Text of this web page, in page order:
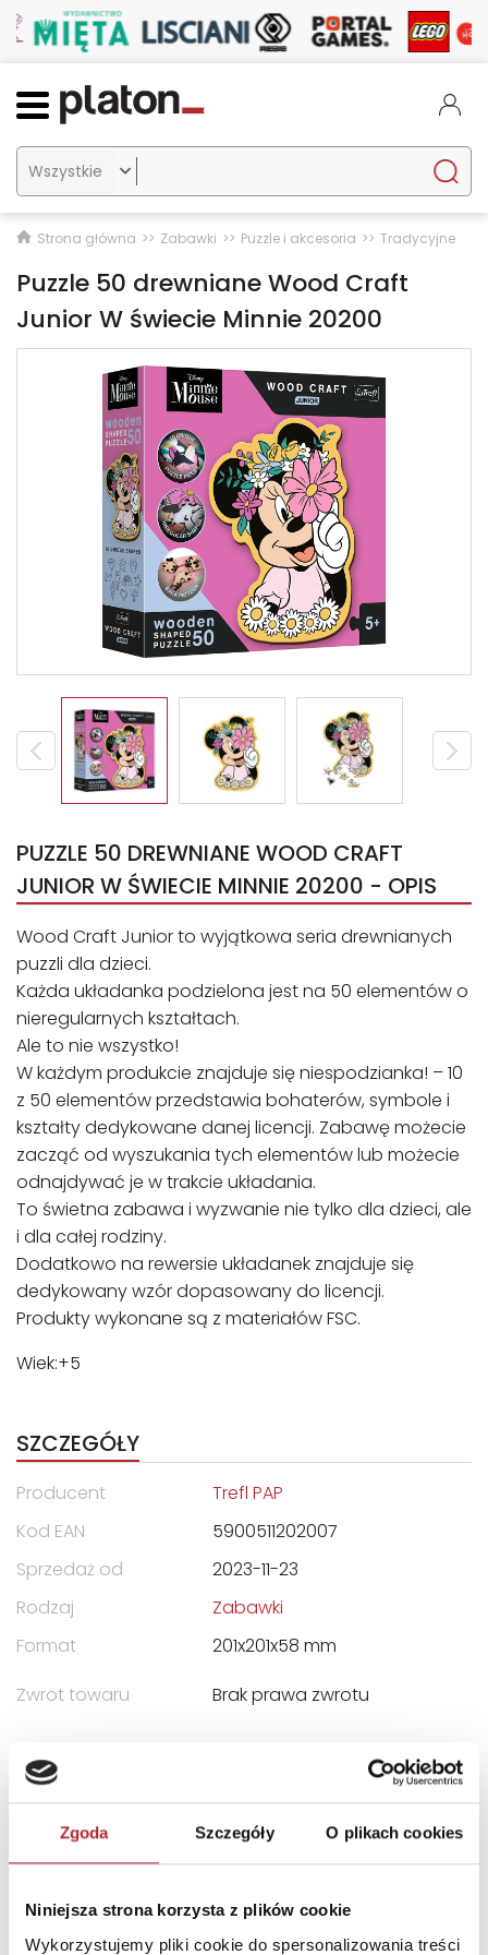
Zgoda Szczegóły O plikach cookies
Niniejsza strona korzysta z plików cookie
Wykorzystujemy pliki cookie do spersonalizowania treści

Strona główna Zabawki Puzzle i akcesoria Tradycyjne
Puzzle 50 drewniane Wood Craft
Junior W świecie Minnie 20200
PUZZLE 50 DREWNIANE WOOD CRAFT
JUNIOR W ŚWIECIE MINNIE 20200 - OPIS
Wood Craft Junior to wyjątkowa seria drewnianych
puzzli dla dzieci.
Każda układanka podzielona jest na 50 elementów o
nieregularnych kształtach.
Ale to nie wszystko!
W każdym produkcie znajduje się niespodzianka! – 10
z 50 elementów przedstawia bohaterów, symbole i
kształty dedykowane danej licencji. Zabawę możecie
zacząć od wyszukania tych elementów lub możecie
odnajdywać je w trakcie układania.
To świetna zabawa i wyzwanie nie tylko dla dzieci, ale
i dla całej rodziny.
Dodatkowo na rewersie układanek znajduje się
dedykowany wzór dopasowany do licencji.
Produkty wykonane są z materiałów FSC.
Wiek:+5
SZCZEGÓŁY
Producent
Trefl PAP
Kod EAN
5900511202007
Sprzedaż od
2023-11-23
Rodzaj
Zabawki
Format
201x201x58 mm
Zwrot towaru
Brak prawa zwrotu
DANE OSOBY ODPOWIEDZIALNEJ
Ulica
Miasto
Gdynia